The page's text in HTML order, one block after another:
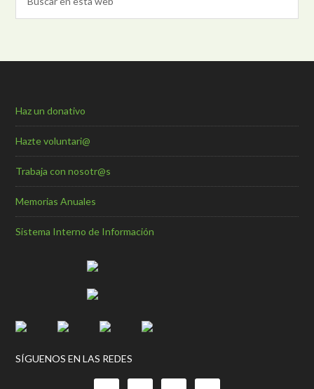
Haz un donativo
Hazte voluntari@
Trabaja con nosotr@s
Memorias Anuales
Sistema Interno de Información
SÍGUENOS EN LAS REDES